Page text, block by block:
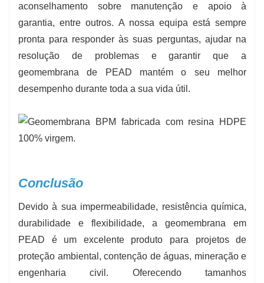
aconselhamento sobre manutenção e apoio à
garantia, entre outros. A nossa equipa está sempre
pronta para responder às suas perguntas, ajudar na
resolução de problemas e garantir que a
geomembrana de PEAD mantém o seu melhor
desempenho durante toda a sua vida útil.
Conclusão
Devido à sua impermeabilidade, resistência química,
durabilidade e flexibilidade, a geomembrana em
PEAD é um excelente produto para projetos de
proteção ambiental, contenção de águas, mineração e
engenharia civil. Oferecendo tamanhos